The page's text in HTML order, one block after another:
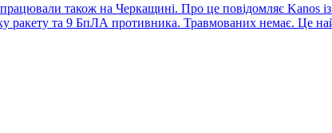
також на Черкащині. Про це повідомляє Kanos
ракету та 9 БпЛА противника. Травмованих немає. Це